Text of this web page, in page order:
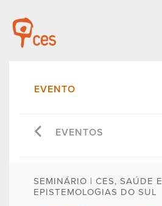
EVENTO
EVENTOS
SEMINÁRIO | CES, SAÚDE E
EPISTEMOLOGIAS DO SUL